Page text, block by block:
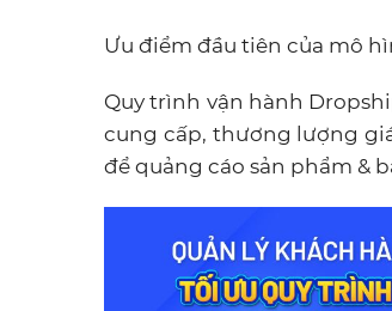
Ưu điểm đầu tiên của mô
Quy trình vận hành
cung cấp, thương lượng
để quảng cáo sản phẩm &